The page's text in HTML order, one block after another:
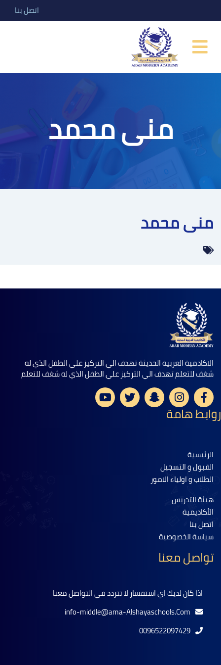
اتصل بنا
منى محمد
منى محمد
الاكادمية العربية الحديثة تهدف الي التركيز علي الطفل الذي له
شغف للتعلم تهدف الي التركيز علي الطفل الذي له شغف للتعلم
روابط هامة
الرئيسية
القبول و التسجيل
الطلاب و اولياء الامور
هيئة التدريس
الأكاديمية
اتصل بنا
سياسة الخصوصية
تواصل معنا
اذا كان لديك اي استفسار لا تتردد في التواصل معنا
info-middle@ama-Alshayaschools.Com
0096522097429